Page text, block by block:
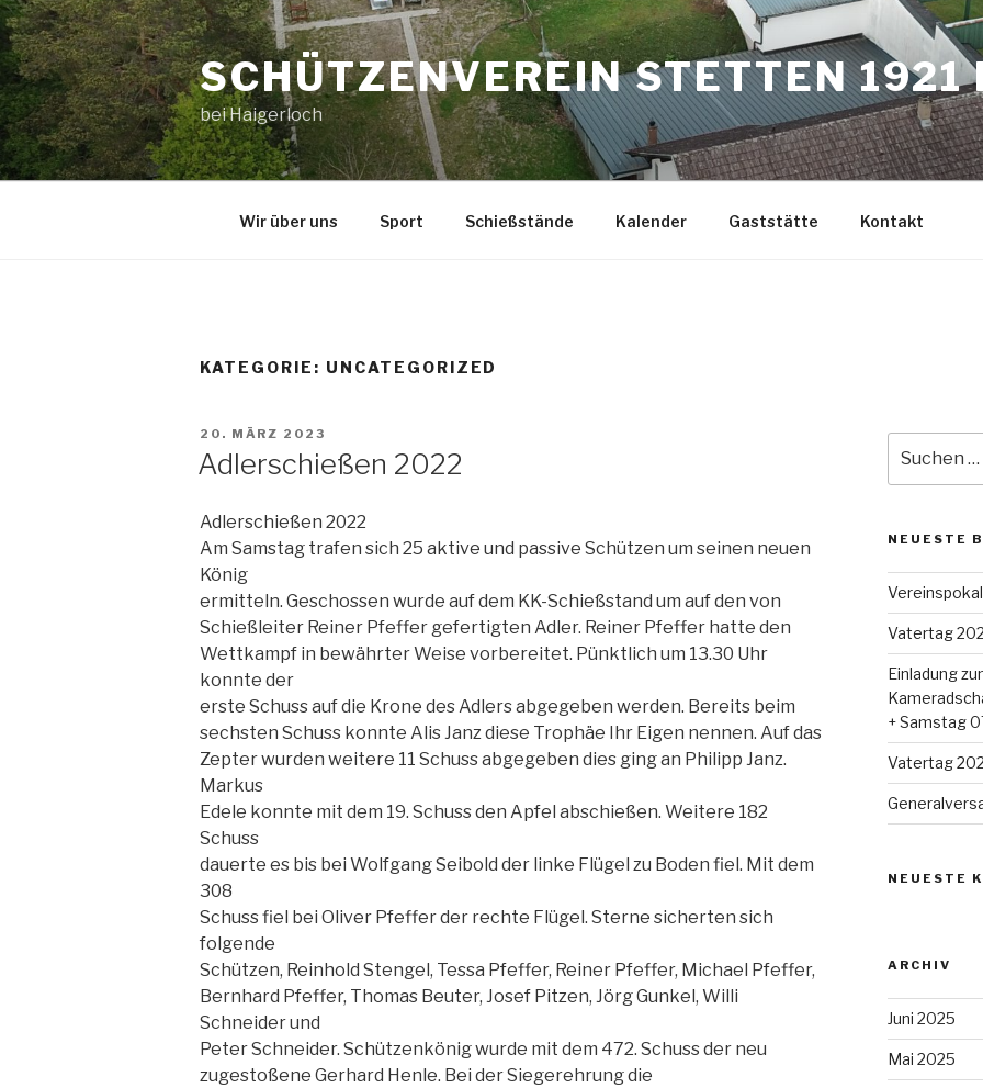
Zum
Inhalt
springen
SCHÜTZENVEREIN STETTEN 1921
bei Haigerloch
Wir über uns Sport Schießstände Kalender Gaststätte Kontakt
KATEGORIE: UNCATEGORIZED
VERÖFFENTLICHT
20. MÄRZ 2023
Adlerschießen 2022
Adlerschießen 2022
Am Samstag trafen sich 25 aktive und passive Schützen um seinen neuen
König
ermitteln. Geschossen wurde auf dem KK-Schießstand um auf den von
Schießleiter Reiner Pfeffer gefertigten Adler. Reiner Pfeffer hatte den
Wettkampf in bewährter Weise vorbereitet. Pünktlich um 13.30 Uhr
konnte der
erste Schuss auf die Krone des Adlers abgegeben werden. Bereits beim
sechsten Schuss konnte Alis Janz diese Trophäe Ihr Eigen nennen. Auf das
Zepter wurden weitere 11 Schuss abgegeben dies ging an Philipp Janz.
Markus
Edele konnte mit dem 19. Schuss den Apfel abschießen. Weitere 182
Schuss
dauerte es bis bei Wolfgang Seibold der linke Flügel zu Boden fiel. Mit dem
308
Schuss fiel bei Oliver Pfeffer der rechte Flügel. Sterne sicherten sich
folgende
Schützen, Reinhold Stengel, Tessa Pfeffer, Reiner Pfeffer, Michael Pfeffer,
Bernhard Pfeffer, Thomas Beuter, Josef Pitzen, Jörg Gunkel, Willi
Schneider und
Peter Schneider. Schützenkönig wurde mit dem 472. Schuss der neu
zugestoßene Gerhard Henle. Bei der Siegerehrung die
nach:
NEUESTE
Vatertag
Einladung
+ Samstag
Vatertag
NEUESTE
ARCHIV
Juni 2025
Mai 2025